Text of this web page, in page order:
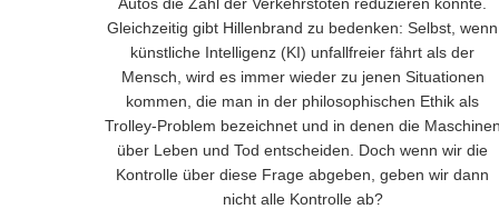
Gleichzeitig gibt Hillenbrand zu bedenken: Selbst, wenn
künstliche Intelligenz (KI) unfallfreier fährt als der
Mensch, wird es immer wieder zu jenen Situationen
kommen, die man in der philosophischen Ethik als
Trolley-Problem bezeichnet und in denen die
über Leben und Tod entscheiden. Doch wenn wir die
Kontrolle über diese Frage abgeben, geben wir dann
nicht alle Kontrolle ab?